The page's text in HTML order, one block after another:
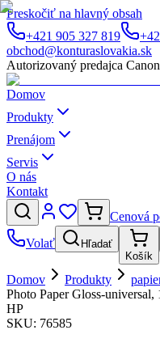
Preskočiť na hlavný obsah
+421 905 327 819
obchod@konturaslovakia.sk
Autorizovaný predajca Canon
Domov
Produkty
Prenájom
Servis
O nás
Kontakt
Cenová
Volať
Hľadať
Košík
Domov Produkty
Photo Paper Gloss-
HP
SKU: 76585